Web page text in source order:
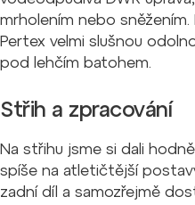
mrholením nebo
Pertex velmi slušnou
pod lehčím batohem.
Střih a zpracování
Na střihu jsme si dali
spíše na atletičtější
zadní díl a samozřejmě